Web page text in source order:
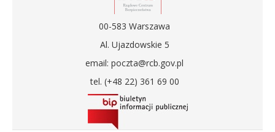
00-583 Warszawa
Al. Ujazdowskie 5
email: poczta@rcb.gov.pl
tel. (+48 22) 361 69 00